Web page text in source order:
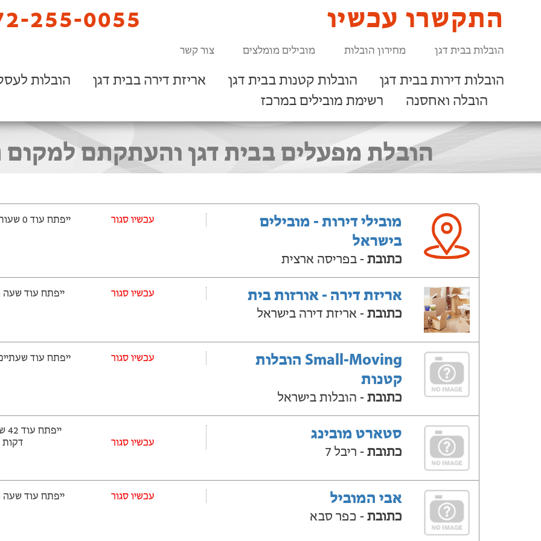
255-0055 התקשרו עכשיו
הובלות בבית דגן מחירון הובלות מובילים מומלצים צור קשר
הובלות דירות בבית דגן הובלות קטנות בבית דגן אריזת דירה בבית דגן
הובלות
הובלה ואחסנה
רשימת מובילים במרכז
הובלת מפעלים בבית דגן והעתקתם
מובילי דירות - מובילים
בישראל
כתובת - בפריסה ארצית
‫עכשיו סגור ייפתח עוד 0 שעות ‫ו-13 דקות
אריזת דירה - אורזות בית
כתובת - אריזת דירה בישראל
‫עכשיו סגור ייפתח עוד שעה ‫ו-13 דקות
Small-Moving הובלות
קטנות
כתובת - הובלות בישראל
‫עכשיו סגור ייפתח עוד שעתיים ‫ו-13
סטארט מובינג
כתובת - ריבל 7
עכשיו סגור דקות
אבי המוביל
כתובת - כפר סבא
‫עכשיו סגור ייפתח עוד שעה ‫ו-13 דקות